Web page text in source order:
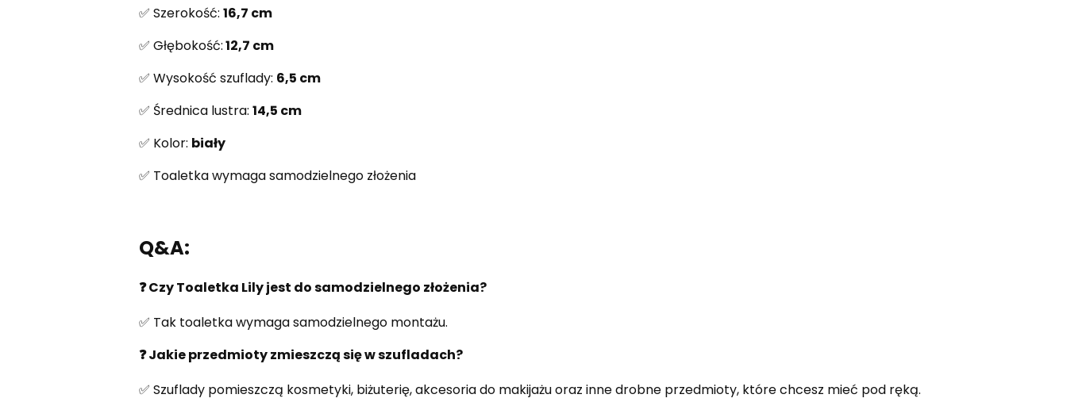
✅ Szerokość: 16,7 cm
✅ Głębokość:12,7 cm
✅ Wysokość szuflady: 6,5 cm
✅ Średnica lustra: 14,5 cm
✅ Kolor: biały
✅ Toaletka wymaga samodzielnego złożenia
Q&A:
❓ Czy Toaletka Lily jest do samodzielnego złożenia?
✅ Tak toaletka wymaga samodzielnego montażu.
❓ Jakie przedmioty zmieszczą się w szufladach?
✅ Szuflady pomieszczą kosmetyki, biżuterię, akcesoria do makijażu oraz inne drobne przedmioty, które chcesz mieć pod ręką.